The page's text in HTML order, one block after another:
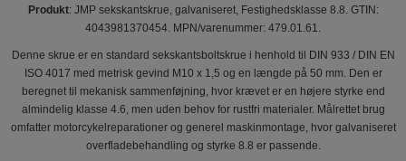
Produkt: JMP sekskantskrue, galvaniseret, Festighedsklasse 8.8. GTIN:
4043981370454. MPN/varenummer: 479.01.61.
Denne skrue er en standard sekskantsboltskrue i henhold til DIN 933 / DIN EN
ISO 4017 med metrisk gevind M10 x 1,5 og en længde på 50 mm. Den er
beregnet til mekanisk sammenføjning, hvor krævet er en højere styrke end
almindelig klasse 4.6, men uden behov for rustfri materialer. Målrettet brug
omfatter motorcykelreparationer og generel maskinmontage, hvor galvaniseret
overfladebehandling og styrke 8.8 er passende.